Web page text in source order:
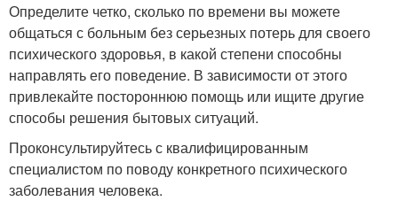
Определите четко, сколько по времени вы можете
общаться с больным без серьезных потерь для своего
психического здоровья, в какой степени способны
направлять его поведение. В зависимости от этого
привлекайте постороннюю помощь или ищите другие
способы решения бытовых ситуаций.
Проконсультируйтесь с квалифицированным
специалистом по поводу конкретного психического
заболевания человека.